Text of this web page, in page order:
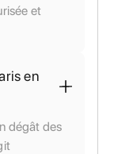
et
en
dégât des